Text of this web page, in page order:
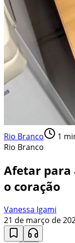
Rio Branco 1
Rio Branco
Afetar para
o coração
Vanessa Igami
21 de março de